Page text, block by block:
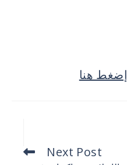
إضغط هنا
Next Post